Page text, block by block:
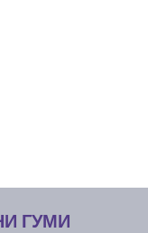
ГУМИ